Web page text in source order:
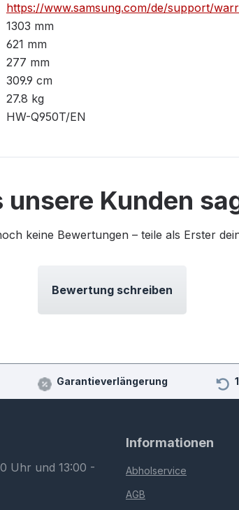
https://www.samsung.com/de/support/
1303 mm
621 mm
277 mm
309.9 cm
27.8 kg
HW-Q950T/EN
unsere Kunden
keine Bewertungen – teile als Erster
Bewertung schreiben
Garantieverlängerung
Uhr und 13:00 -
Informationen
Abholservice
AGB